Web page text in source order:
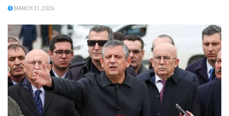
MARCH 31, 2026